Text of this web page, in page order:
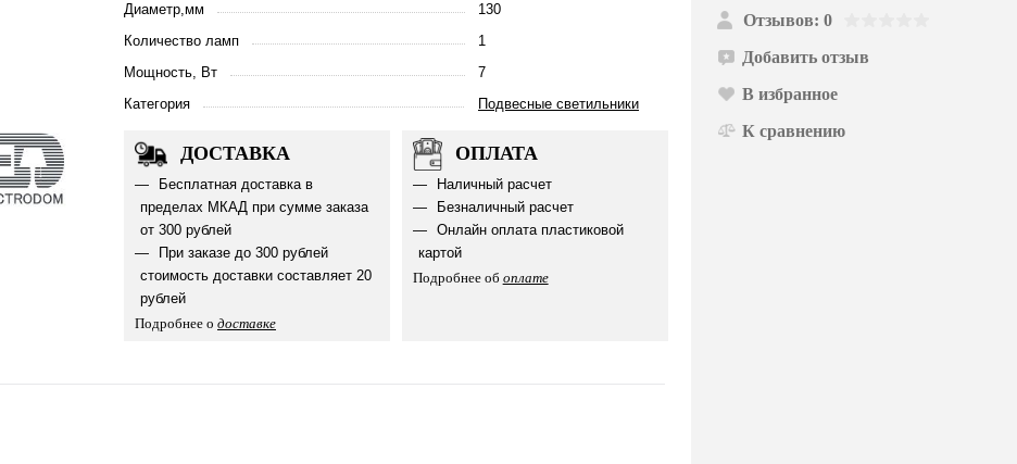
Диаметр,мм
130
Количество ламп
1
Мощность, Вт
7
Категория
Подвесные светильники
ДОСТАВКА
Бесплатная доставка в
пределах МКАД при сумме заказа
от 300 рублей
При заказе до 300 рублей
стоимость доставки составляет 20
рублей
Подробнее о доставке
ОПЛАТА
Наличный расчет
Безналичный расчет
Онлайн оплата пластиковой
картой
Подробнее об оплате
Отзывов: 0
Добавить отзыв
В избранное
К сравнению